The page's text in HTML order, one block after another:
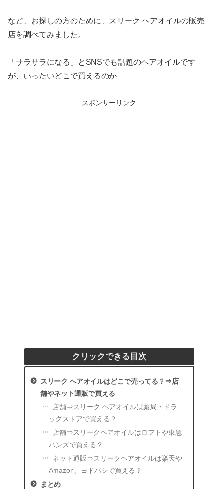
など、お探しの方のために、スリーク ヘアオイルの販売
店を調べてみました。
「サラサラになる」とSNSでも話題のヘアオイルです
が、いったいどこで買えるのか…
スポンサーリンク
クリックできる目次
スリーク ヘアオイルはどこで売ってる？⇒店
舗やネット通販で買える
店舗⇒スリーク ヘアオイルは薬局・ドラ
ッグストアで買える？
店舗⇒スリークヘアオイルはロフトや東急
ハンズで買える？
ネット通販⇒スリークヘアオイルは楽天や
Amazon、ヨドバシで買える？
まとめ